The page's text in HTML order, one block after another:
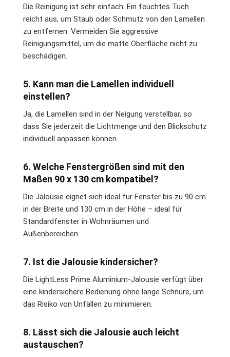
Die Reinigung ist sehr einfach: Ein feuchtes Tuch
reicht aus, um Staub oder Schmutz von den Lamellen
zu entfernen. Vermeiden Sie aggressive
Reinigungsmittel, um die matte Oberfläche nicht zu
beschädigen.
5. Kann man die Lamellen individuell
einstellen?
Ja, die Lamellen sind in der Neigung verstellbar, so
dass Sie jederzeit die Lichtmenge und den Blickschutz
individuell anpassen können.
6. Welche Fenstergrößen sind mit den
Maßen 90 x 130 cm kompatibel?
Die Jalousie eignet sich ideal für Fenster bis zu 90 cm
in der Breite und 130 cm in der Höhe – ideal für
Standardfenster in Wohnräumen und
Außenbereichen.
7. Ist die Jalousie kindersicher?
Die LightLess Prime Aluminium-Jalousie verfügt über
eine kindersichere Bedienung ohne lange Schnüre, um
das Risiko von Unfällen zu minimieren.
8. Lässt sich die Jalousie auch leicht
austauschen?